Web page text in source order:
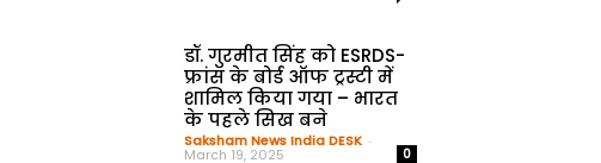
डॉ. गुरमीत सिंह को ESRDS-
फ्रांस के बोर्ड ऑफ ट्रस्टी में
शामिल किया गया – भारत
के पहले सिख बने
Saksham News India DESK -
March 19, 2025 0